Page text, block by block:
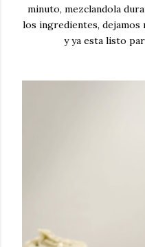
minuto, mezclandola
los ingredientes, dejamos
y ya esta listo